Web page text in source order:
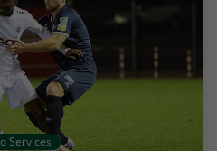
Services